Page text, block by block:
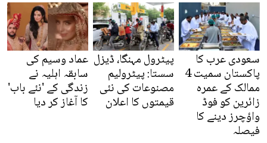
سعودی عرب کا
پاکستان سمیت 4
ممالک کے عمرہ
زائرین کو فوڈ
واؤچرز دینے کا
فیصلہ
پیٹرول مہنگا، ڈیزل
سستا: پیٹرولیم
مصنوعات کی نئی
قیمتوں کا اعلان
عماد وسیم کی
سابقہ اہلیہ نے
زندگی کے 'نئے باب'
کا آغاز کر دیا